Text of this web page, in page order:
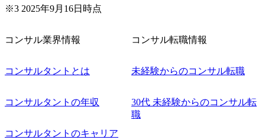
く可能性がございます。 このたび、ファーム経験者の方を
できる機会ですので、ぜひご参加ください。 当日はXspear
名参加する予定です！ ●費用 : 無料 虎ノ門ヒルズ付近 ※詳
している方
※3 2025年9月16日時点
コンサル業界情報
コンサルタントとは
コンサルタントの年収
コンサルタントのキャリア
コンサル転職情報
未経験からのコンサル転職
30代 未経験からのコンサル転
職